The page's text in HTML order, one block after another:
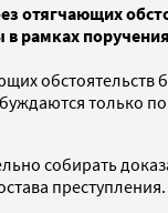
отягчающих
рамках
только
собирать
преступления.